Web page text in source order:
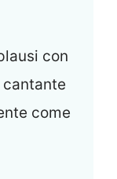
con
cantante
come